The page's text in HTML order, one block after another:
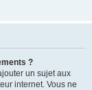
?
un sujet aux
internet. Vous ne